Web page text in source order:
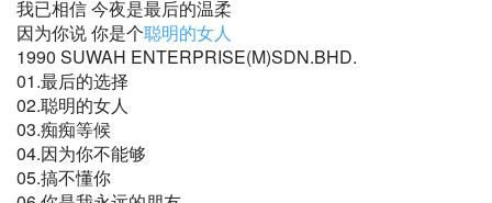
我已相信 今夜是最后的温柔
因为你说 你是个聪明的女人
1990 SUWAH ENTERPRISE(M)SDN.BHD.
01.最后的选择
02.聪明的女人
03.痴痴等候
04.因为你不能够
05.搞不懂你